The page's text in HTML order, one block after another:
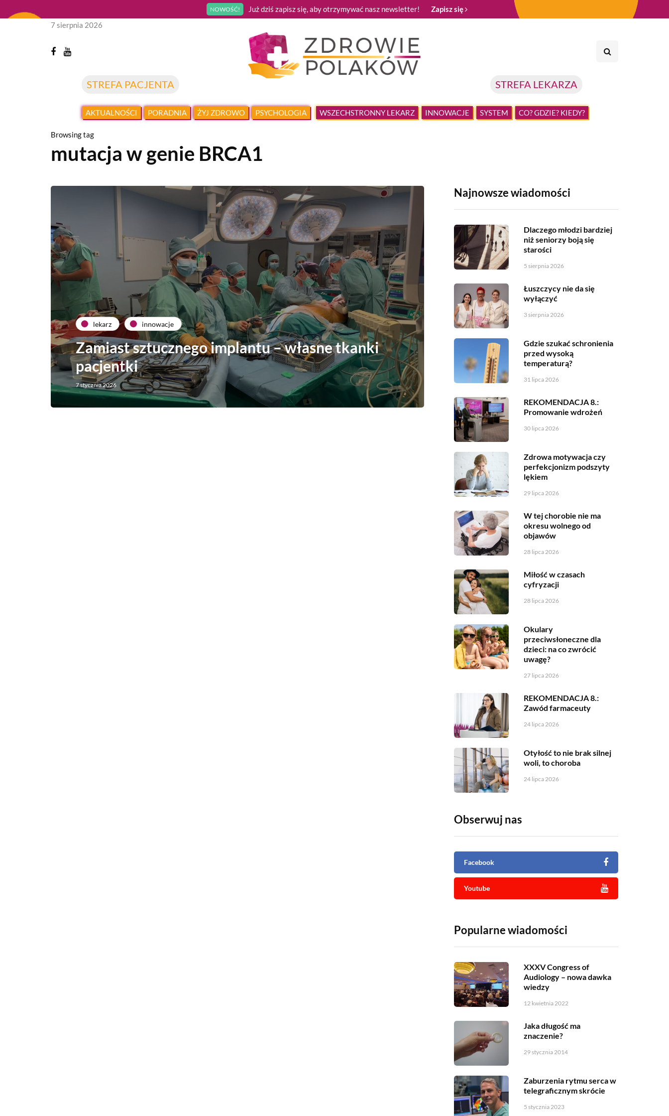
NOWOŚĆ! Już dziś zapisz się, aby otrzymywać nasz newsletter! Zapisz się
STREFA PACJENTA STREFA LEKARZA
7 sierpnia 2026
AKTUALNOŚCI PORADNIA ŻYJ ZDROWO PSYCHOLOGIA WSZECHSTRONNY LEKARZ INNOWACJE SYSTEM CO? GDZIE? KIEDY?
Browsing tag
mutacja w genie BRCA1
lekarz innowacje
Zamiast sztucznego implantu – własne tkanki
pacjentki
7 stycznia 2026
Najnowsze wiadomości
Dlaczego młodzi bardziej
niż seniorzy boją się
starości
5 sierpnia 2026
Łuszczycy nie da się
wyłączyć
3 sierpnia 2026
Gdzie szukać schronienia
przed wysoką
temperaturą?
31 lipca 2026
REKOMENDACJA 8.:
Promowanie wdrożeń
30 lipca 2026
Zdrowa motywacja czy
perfekcjonizm podszyty
lękiem
29 lipca 2026
W tej chorobie nie ma
okresu wolnego od
objawów
28 lipca 2026
Miłość w czasach
cyfryzacji
28 lipca 2026
Okulary
przeciwsłoneczne dla
dzieci: na co zwrócić
uwagę?
27 lipca 2026
REKOMENDACJA 8.:
Zawód farmaceuty
24 lipca 2026
Otyłość to nie brak silnej
woli, to choroba
24 lipca 2026
Obserwuj nas
Facebook
Youtube
Popularne wiadomości
XXXV Congress of
Audiology – nowa dawka
wiedzy
12 kwietnia 2022
Jaka długość ma
znaczenie?
29 stycznia 2014
Zaburzenia rytmu serca w
telegraficznym skrócie
5 stycznia 2023